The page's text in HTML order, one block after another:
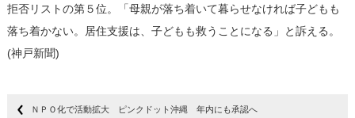
拒否リストの第５位。「母親が落ち着いて暮らせなければ子どもも
落ち着かない。居住支援は、子どもも救うことになる」と訴える。
(神戸新聞)
ＮＰＯ化で活動拡大 ピンクドット沖縄 年内にも承認へ